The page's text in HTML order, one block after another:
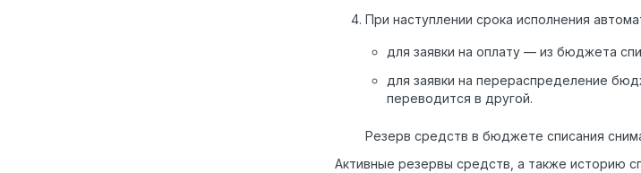
При наступлении срока исполнения
для заявки на оплату — из бюджета
для заявки на перераспределение
переводится в другой.
Резерв средств в бюджете списания
Активные резервы средств, а также историю